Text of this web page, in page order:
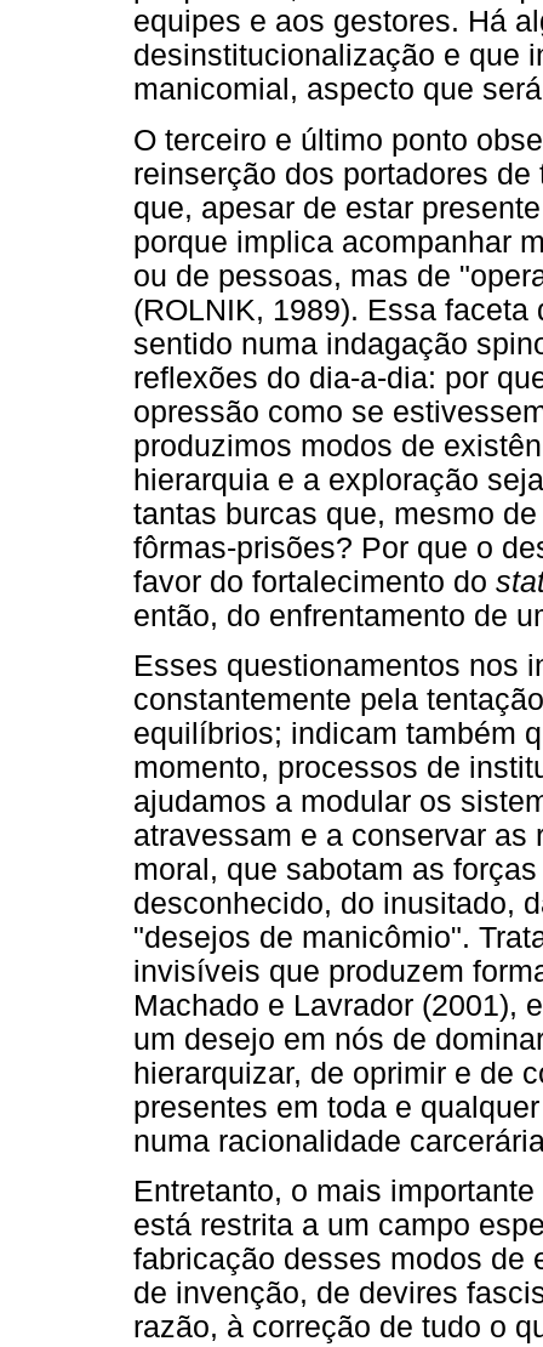
equipes e aos gestores. Há
desinstitucionalização e que
manicomial, aspecto que
O terceiro e último ponto
reinserção dos portadores
que, apesar de estar
porque implica acompanhar
ou de pessoas, mas de
(ROLNIK, 1989). Essa
sentido numa indagação
reflexões do dia-a-dia: por
opressão como se
produzimos modos de
hierarquia e a exploração
tantas burcas que, mesmo
fôrmas-prisões? Por que o
favor do fortalecimento do
então, do enfrentamento de
Esses questionamentos nos
constantemente pela
equilíbrios; indicam também
momento, processos de
ajudamos a modular os
atravessam e a conservar
moral, que sabotam as
desconhecido, do inusitado,
"desejos de manicômio".
invisíveis que produzem
Machado e Lavrador (2001),
um desejo em nós de
hierarquizar, de oprimir e de
presentes em toda e
numa racionalidade
Entretanto, o mais
está restrita a um campo
fabricação desses modos de
de invenção, de devires
razão, à correção de tudo o